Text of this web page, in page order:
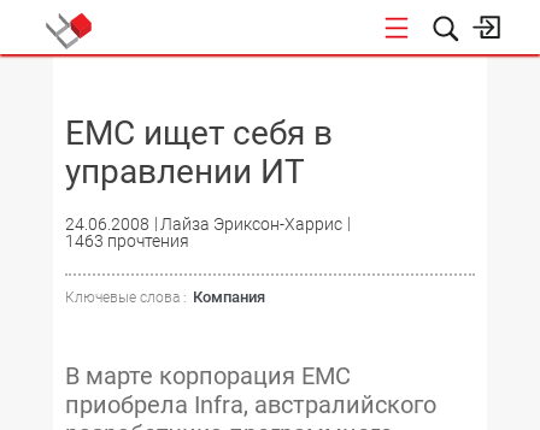
EMC ищет себя в
управлении ИТ
24.06.2008
Лайза Эриксон-Харрис
1463 прочтения
Ключевые слова : Компания
В марте корпорация EMC
приобрела Infra, австралийского